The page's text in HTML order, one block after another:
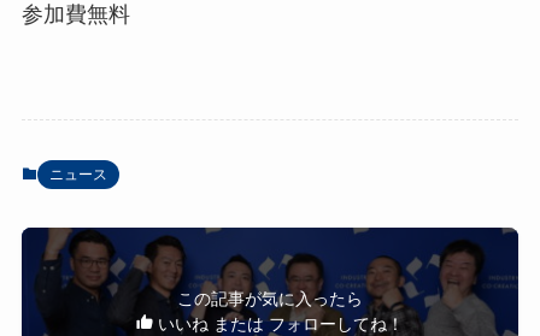
参加費無料
ニュース
この記事が気に入ったら
いいね または フォローしてね！